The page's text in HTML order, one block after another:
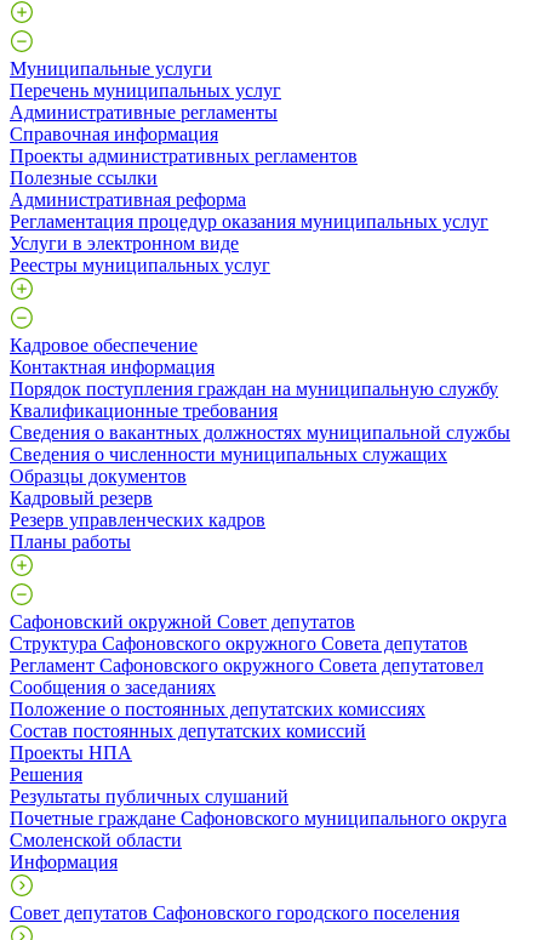
Муниципальные услуги
Перечень муниципальных услуг
Административные регламенты
Справочная информация
Проекты административных регламентов
Полезные ссылки
Административная реформа
Регламентация процедур оказания муниципальных услуг
Услуги в электронном виде
Реестры муниципальных услуг
Кадровое обеспечение
Контактная информация
Порядок поступления граждан на муниципальную службу
Квалификационные требования
Сведения о вакантных должностях муниципальной службы
Сведения о численности муниципальных служащих
Образцы документов
Кадровый резерв
Резерв управленческих кадров
Планы работы
Сафоновский окружной Совет депутатов
Структура Сафоновского окружного Совета депутатов
Регламент Сафоновского окружного Совета депутатовел
Сообщения о заседаниях
Положение о постоянных депутатских комиссиях
Состав постоянных депутатских комиссий
Проекты НПА
Решения
Результаты публичных слушаний
Почетные граждане Сафоновского муниципального округа
Смоленской области
Информация
Совет депутатов Сафоновского городского поселения